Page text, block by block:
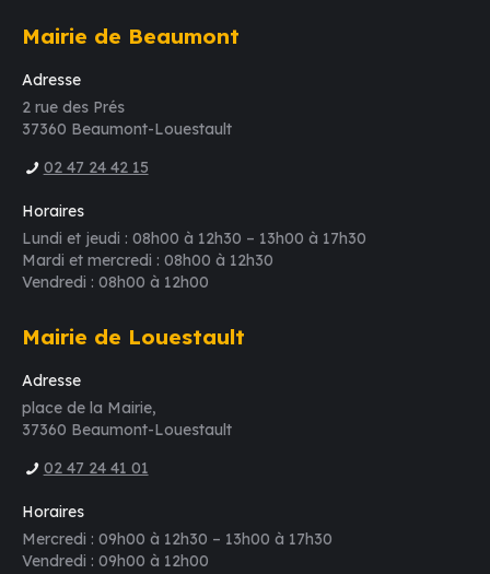
Mairie de Beaumont
Adresse
2 rue des Prés
37360 Beaumont-Louestault
02 47 24 42 15
Horaires
Lundi et jeudi : 08h00 à 12h30 – 13h00 à 17h30
Mardi et mercredi : 08h00 à 12h30
Vendredi : 08h00 à 12h00
Mairie de Louestault
Adresse
place de la Mairie,
37360 Beaumont-Louestault
02 47 24 41 01
Horaires
Mercredi : 09h00 à 12h30 – 13h00 à 17h30
Vendredi : 09h00 à 12h00